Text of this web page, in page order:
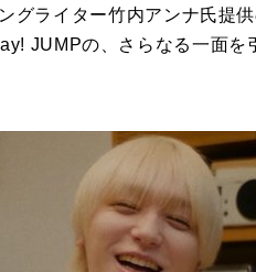
グライター⽵内アンナ⽒提
JUMPの、さらなる⼀⾯を